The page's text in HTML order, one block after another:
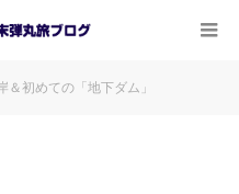
＆初めての「地下ダム」